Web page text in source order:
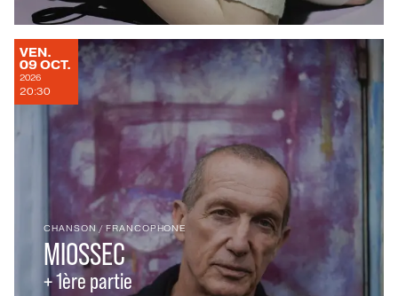
VENDREDI
VEN.
09OCTOBRE
OCT.
2026
20:30
CHANSON/FRANCOPHONE
MIOSSEC
+ 1ère partie